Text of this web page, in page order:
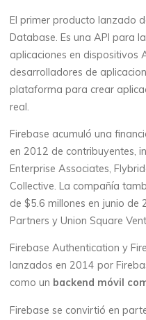
El primer producto lanzado
Database. Es una API para
aplicaciones en dispositivos
desarrolladores de
plataforma para crear
real.
Firebase acumuló una
en 2012 de contribuyentes,
Enterprise Associates,
Collective. La compañía
de $5.6 millones en junio de
Partners y Union Square
Firebase Authentication y
lanzados en 2014 por
como un backend móvil
Firebase se convirtió en